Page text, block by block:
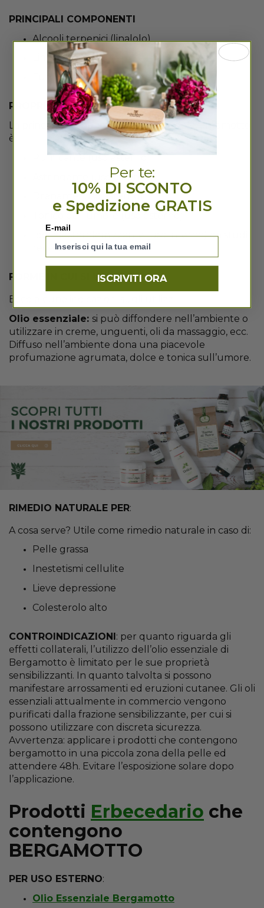
PRINCIPALI COMPONENTI
Alcooli terpenici (linalolo)
Limonene
Furocumarine (bergaptene)
PROPRIETA’ SALUTISTICHE PRINCIPALI
La principale proprietà terapeutica del Bergamotto
è:
Purificante (uso esterno)
Astringente (uso esterno)
Drenante (uso esterno)
Tonico dell'umore (uso esterno)
Ipocolesterolemizzante (uso interno) da studi
recenti
FORME IN CUI SI UTILIZZA
Ecco alcune indicazioni sugli utilizzi.
Olio essenziale: si può diffondere nell’ambiente o
utilizzare in creme, unguenti, oli da massaggio, ecc.
Diffuso nell’ambiente dona una piacevole
profumazione agrumata, dolce e tonica sull’umore.
RIMEDIO NATURALE PER:
A cosa serve? Utile come rimedio naturale in caso di:
Pelle grassa
Inestetismi cellulite
Lieve depressione
Colesterolo alto
CONTROINDICAZIONI: per quanto riguarda gli
effetti collaterali, l’utilizzo dell’olio essenziale di
Bergamotto è limitato per le sue proprietà
sensibilizzanti. In quanto talvolta si possono
manifestare arrossamenti ed eruzioni cutanee. Gli oli
essenziali attualmente in commercio vengono
purificati dalla frazione sensibilizzante, per cui si
possono utilizzare con discreta sicurezza.
Avvertenza: applicare i prodotti che contengono
bergamotto in una piccola zona della pelle ed
attendere 48h. Evitare l’esposizione solare dopo
l’applicazione.
Prodotti Erbecedario che
contengono
BERGAMOTTO
PER USO ESTERNO:
Olio Essenziale Bergamotto
Per te:
10% DI SCONTO
e Spedizione GRATIS
E-mail
ISCRIVITI ORA